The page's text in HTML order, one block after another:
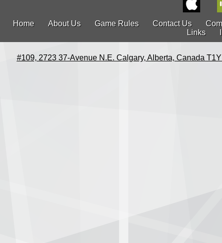
Home About Us Game Rules Contact Us
Links
#109, 2723 37-Avenue N.E. Calgary, Alberta, Canada